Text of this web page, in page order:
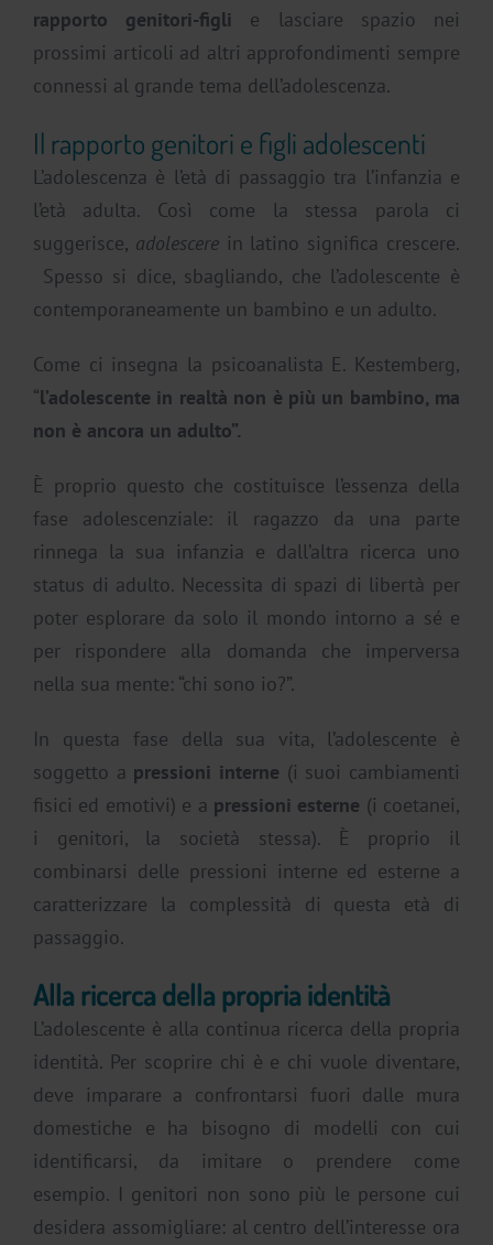
rapporto genitori-figli e lasciare spazio nei
prossimi articoli ad altri approfondimenti sempre
connessi al grande tema dell’adolescenza.
Il rapporto genitori e figli adolescenti
L’adolescenza è l’età di passaggio tra l’infanzia e
l’età adulta. Così come la stessa parola ci
suggerisce, adolescerein latino significa crescere.
Spesso si dice, sbagliando, che l’adolescente è
contemporaneamente un bambino e un adulto.
Come ci insegna la psicoanalista E. Kestemberg,
“l’adolescente in realtà non è più un bambino, ma
non è ancora un adulto”.
È proprio questo che costituisce l’essenza della
fase adolescenziale: il ragazzo da una parte
rinnega la sua infanzia e dall’altra ricerca uno
status di adulto. Necessita di spazi di libertà per
poter esplorare da solo il mondo intorno a sé e
per rispondere alla domanda che imperversa
nella sua mente: “chi sono io?”.
In questa fase della sua vita, l’adolescente è
soggetto a pressioni interne (i suoi cambiamenti
fisici ed emotivi) e a pressioni esterne (i coetanei,
i genitori, la società stessa). È proprio il
combinarsi delle pressioni interne ed esterne a
caratterizzare la complessità di questa età di
passaggio.
Alla ricerca della propria identità
L’adolescente è alla continua ricerca della propria
identità. Per scoprire chi è e chi vuole diventare,
deve imparare a confrontarsi fuori dalle mura
domestiche e ha bisogno di modelli con cui
identificarsi, da imitare o prendere come
esempio. I genitori non sono più le persone cui
desidera assomigliare: al centro dell’interesse ora